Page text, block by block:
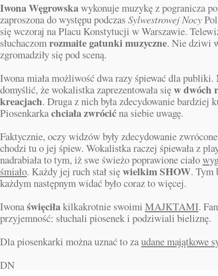
Iwona Węgrowskawykonuje muzykę z pogranicza
zaproszona do występu podczasSylwestrowej Nocy
się wczoraj na Placu Konstytucji w Warszawie.
słuchaczomrozmaite gatunki muzyczne. Nie dziwi
zgromadziły się pod sceną.
Iwona miała możliwość dwa razy śpiewać dla publiki.
domyślić, że wokalistka zaprezentowała sięw dwóch
kreacjach. Druga z nich była zdecydowanie bardziej
Piosenkarkachciała zwrócićna siebie uwagę.
Faktycznie, oczy widzów były zdecydowanie
chodzi tu o jej śpiew. Wokalistka raczej śpiewała z
nadrabiała to tym, iż swe świeżo poprawione ciało
śmiało. Każdy jej ruch stał sięwielkim SHOW. Tym
każdym następnym widać było coraz to więcej.
Iwonaświęciłakilkakrotnie swoimi MAJKTAMI.
przyjemność: słuchali piosenek i podziwiali bieliznę.
Dla piosenkarki można uznać to zaudane majątkowe
DN